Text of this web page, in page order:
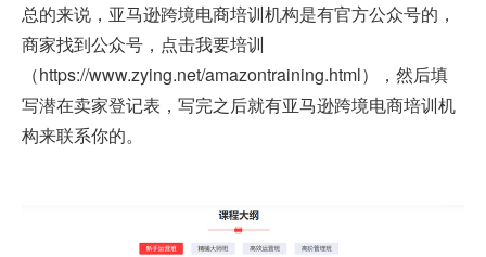
总的来说，亚马逊跨境电商培训机构是有官方公众号的，
商家找到公众号，点击我要培训
（https://www.zying.net/amazontraining.html），然后填
写潜在卖家登记表，写完之后就有亚马逊跨境电商培训机
构来联系你的。